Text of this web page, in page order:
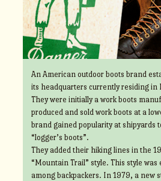
An American outdoor boots brand
its headquarters currently residing in
They were initially a work boots
produced and sold work boots at a
brand gained popularity at shipyards
“logger’s boots”.
They added their hiking lines in the
“Mountain Trail” style. This style was
among backpackers. In 1979, a new